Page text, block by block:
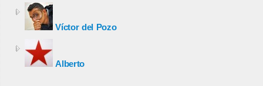
Víctor del Pozo
Alberto